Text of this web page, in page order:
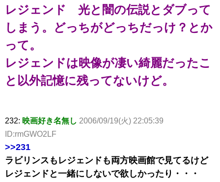
レジェンド 光と闇の伝説とダブって
しまう。どっちがどっちだっけ？とか
って。
レジェンドは映像が凄い綺麗だったこ
と以外記憶に残ってないけど。
232: 映画好き名無し 2006/09/19(火) 22:05:39
ID:rmGWO2LF
>>231
ラビリンスもレジェンドも両方映画館で見てるけど
レジェンドと一緒にしないで欲しかったり・・・